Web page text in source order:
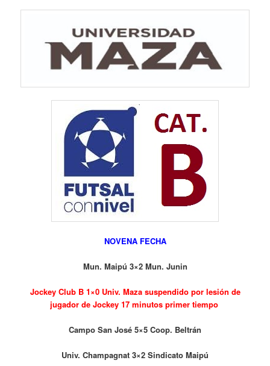
NOVENA FECHA
Mun. Maipú 3×2 Mun. Junin
Jockey Club B 1×0 Univ. Maza suspendido por lesión de
jugador de Jockey 17 minutos primer tiempo
Campo San José 5×5 Coop. Beltrán
Univ. Champagnat 3×2 Sindicato Maipú